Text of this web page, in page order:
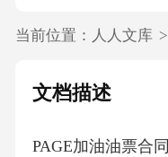
当前位置： 人人文库 >
文档描述
PAGE加油油票合